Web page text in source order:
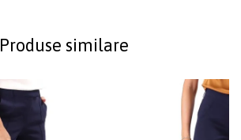
Produse similare